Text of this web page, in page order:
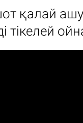
қалай
тікелей